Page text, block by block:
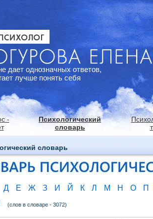
дает однозначных ответов,
лучше понять себя
-
Психологический
словарь
словарь
Д Е Ж З И Й К Л М Н О
П
(слов в словаре - 3072)